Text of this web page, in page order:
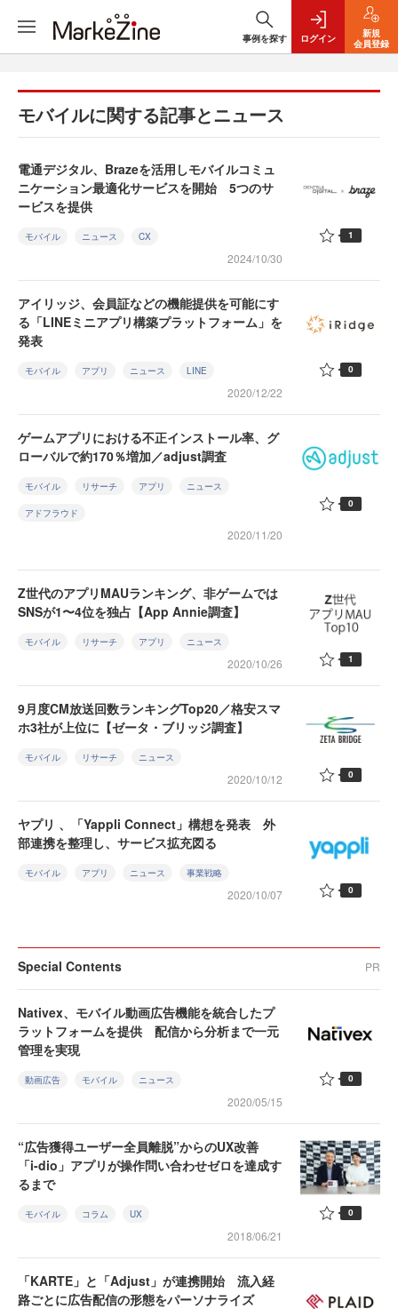
事例を探す ログイン
新規
会員登録
モバイルに関する記事とニュース
電通デジタル、Brazeを活用しモバイルコミュ
ニケーション最適化サービスを開始 5つのサ
ービスを提供
モバイル ニュース CX
2024/10/30
1
アイリッジ、会員証などの機能提供を可能にす
る「LINEミニアプリ構築プラットフォーム」を
発表
モバイル アプリ ニュース LINE
2020/12/22
0
ゲームアプリにおける不正インストール率、グ
ローバルで約170％増加／adjust調査
モバイル リサーチ アプリ ニュース
アドフラウド
2020/11/20
0
Z世代のアプリMAUランキング、非ゲームでは
SNSが1〜4位を独占【App Annie調査】
モバイル リサーチ アプリ ニュース
2020/10/26 1
9月度CM放送回数ランキングTop20／格安スマ
ホ3社が上位に【ゼータ・ブリッジ調査】
モバイル リサーチ ニュース
2020/10/12 0
ヤプリ 、「Yappli Connect」構想を発表 外
部連携を整理し、サービス拡充図る
モバイル アプリ ニュース 事業戦略
2020/10/07 0
Special Contents PR
Nativex、モバイル動画広告機能を統合したプ
ラットフォームを提供 配信から分析まで一元
管理を実現
動画広告 モバイル ニュース
2020/05/15
0
“広告獲得ユーザー全員離脱”からのUX改善
「i-dio」アプリが操作問い合わせゼロを達成す
るまで
モバイル コラム UX
2018/06/21
0
「KARTE」と「Adjust」が連携開始 流入経
路ごとに広告配信の形態をパーソナライズ